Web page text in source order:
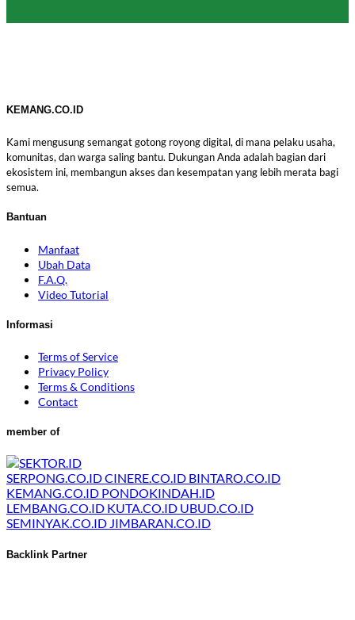
KEMANG.CO.ID
Kami mengusung semangat gotong royong digital, di mana pelaku usaha,
komunitas, dan warga saling bantu. Dukungan Anda adalah bagian dari
ekosistem ini, membangun akses dan kesempatan yang lebih merata bagi
semua.
Bantuan
Manfaat
Ubah Data
F.A.Q.
Video Tutorial
Informasi
Terms of Service
Privacy Policy
Terms & Conditions
Contact
member of
SERPONG.CO.IDCINERE.CO.ID BINTARO.CO.ID
KEMANG.CO.ID PONDOKINDAH.ID
LEMBANG.CO.ID KUTA.CO.ID UBUD.CO.ID
SEMINYAK.CO.ID JIMBARAN.CO.ID
Backlink Partner